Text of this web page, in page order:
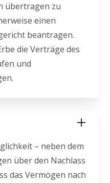
übertragen zu
einen
beantragen.
die Verträge des
und
– neben dem
über den Nachlass
das Vermögen nach